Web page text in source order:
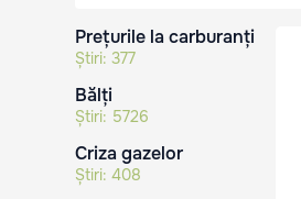
Prețurile la carburanți
Știri: 377
Bălți
Știri: 5726
Criza gazelor
Știri: 408